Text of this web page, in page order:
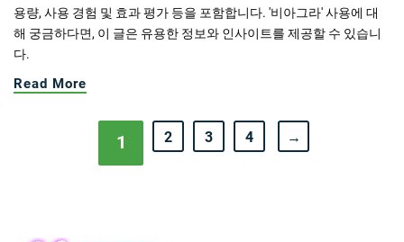
용량, 사용 경험 및 효과 평가 등을 포함합니다. '비아그라' 사용에 대
해 궁금하다면, 이 글은 유용한 정보와 인사이트를 제공할 수 있습니
다.
Read More
1 2 3 4 →